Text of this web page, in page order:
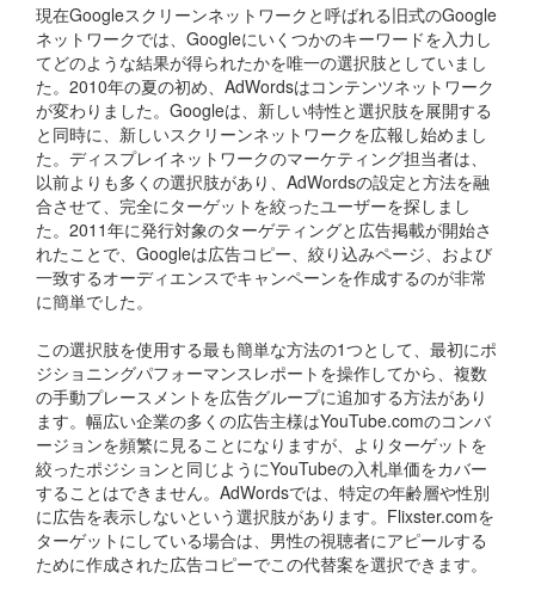
現在Googleスクリーンネットワークと呼ばれる旧式のGoogle
ネットワークでは、Googleにいくつかのキーワードを入力し
てどのような結果が得られたかを唯一の選択肢としていまし
た。2010年の夏の初め、AdWordsはコンテンツネットワーク
が変わりました。Googleは、新しい特性と選択肢を展開する
と同時に、新しいスクリーンネットワークを広報し始めまし
た。ディスプレイネットワークのマーケティング担当者は、
以前よりも多くの選択肢があり、AdWordsの設定と方法を融
合させて、完全にターゲットを絞ったユーザーを探しまし
た。2011年に発行対象のターゲティングと広告掲載が開始さ
れたことで、Googleは広告コピー、絞り込みページ、および
一致するオーディエンスでキャンペーンを作成するのが非常
に簡単でした。
この選択肢を使用する最も簡単な方法の1つとして、最初にポ
ジショニングパフォーマンスレポートを操作してから、複数
の手動プレースメントを広告グループに追加する方法があり
ます。幅広い企業の多くの広告主様はYouTube.comのコンバ
ージョンを頻繁に見ることになりますが、よりターゲットを
絞ったポジションと同じようにYouTubeの入札単価をカバー
することはできません。AdWordsでは、特定の年齢層や性別
に広告を表示しないという選択肢があります。Flixster.comを
ターゲットにしている場合は、男性の視聴者にアピールする
ために作成された広告コピーでこの代替案を選択できます。